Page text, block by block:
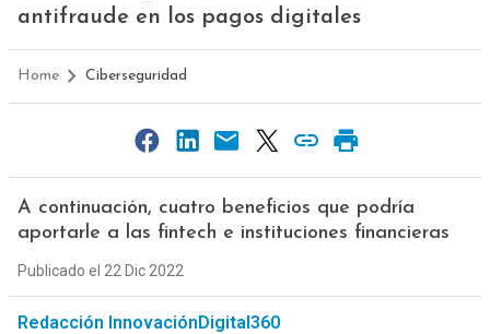
antifraude en los pagos digitales
Home Ciberseguridad
A continuación, cuatro beneficios que podría
aportarle a las fintech e instituciones financieras
Publicado el 22 Dic 2022
Redacción InnovaciónDigital360